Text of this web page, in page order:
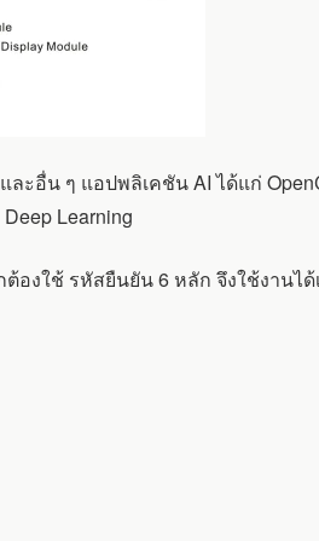
ะอื่น ๆ แอปพลิเคชัน AI ได้แก่
Learning
องใช้ รหัสยืนยัน 6 หลัก จึงใช้งานไ